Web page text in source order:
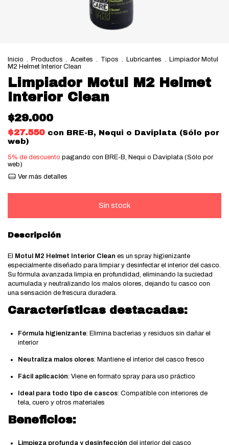
Inicio . Productos . Aceites . Tipos . Lubricantes .
Limpiador Motul
M2 Helmet Interior Clean
Limpiador Motul M2 Helmet
Interior Clean
$29.000
$27.550 con BRE-B, Nequi o Daviplata (Sólo por
web)
5% de descuento pagando con BRE-B, Nequi o Daviplata (Sólo por
web)
Ver más detalles
Descripción
El Motul M2 Helmet Interior Clean es un spray higienizante
especialmente diseñado para limpiar y desinfectar el interior del casco.
Su fórmula avanzada limpia en profundidad, eliminando la suciedad
acumulada y neutralizando los malos olores, dejando tu casco con
una sensación de frescura duradera.
Características destacadas:
Fórmula higienizante: Elimina bacterias y residuos sin dañar el
interior
Neutraliza malos olores: Mantiene el interior del casco fresco
Fácil aplicación: Viene en formato spray para uso práctico
Ideal para todo tipo de cascos: Compatible con interiores de
tela, cuero y otros materiales
Beneficios:
Limpieza profunda y desinfección del interior del casco